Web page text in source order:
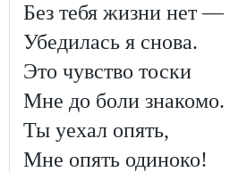
Без тебя жизни нет —
Убедилась я снова.
Это чувство тоски
Мне до боли знакомо.
Ты уехал опять,
Мне опять одиноко!